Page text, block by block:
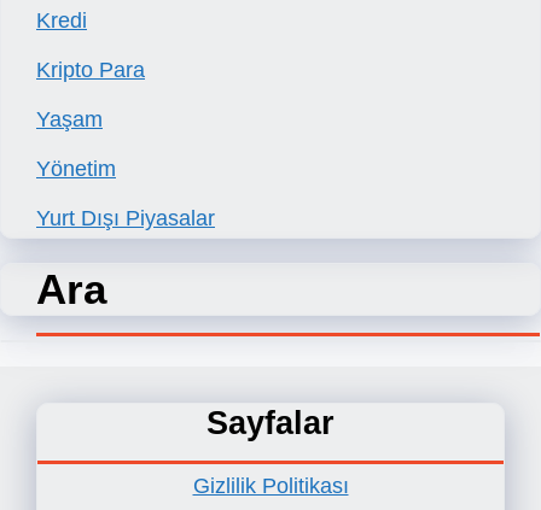
Kredi
Kripto Para
Yaşam
Yönetim
Yurt Dışı Piyasalar
Ara
Sayfalar
Gizlilik Politikası